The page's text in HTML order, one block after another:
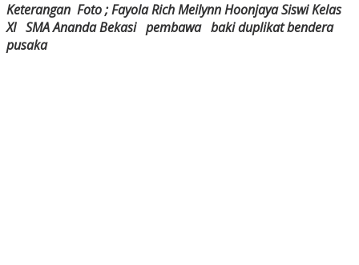
Keterangan Foto ; Fayola Rich Meilynn Hoonjaya Siswi Kelas
XI SMA Ananda Bekasi pembawa baki duplikat bendera
pusaka